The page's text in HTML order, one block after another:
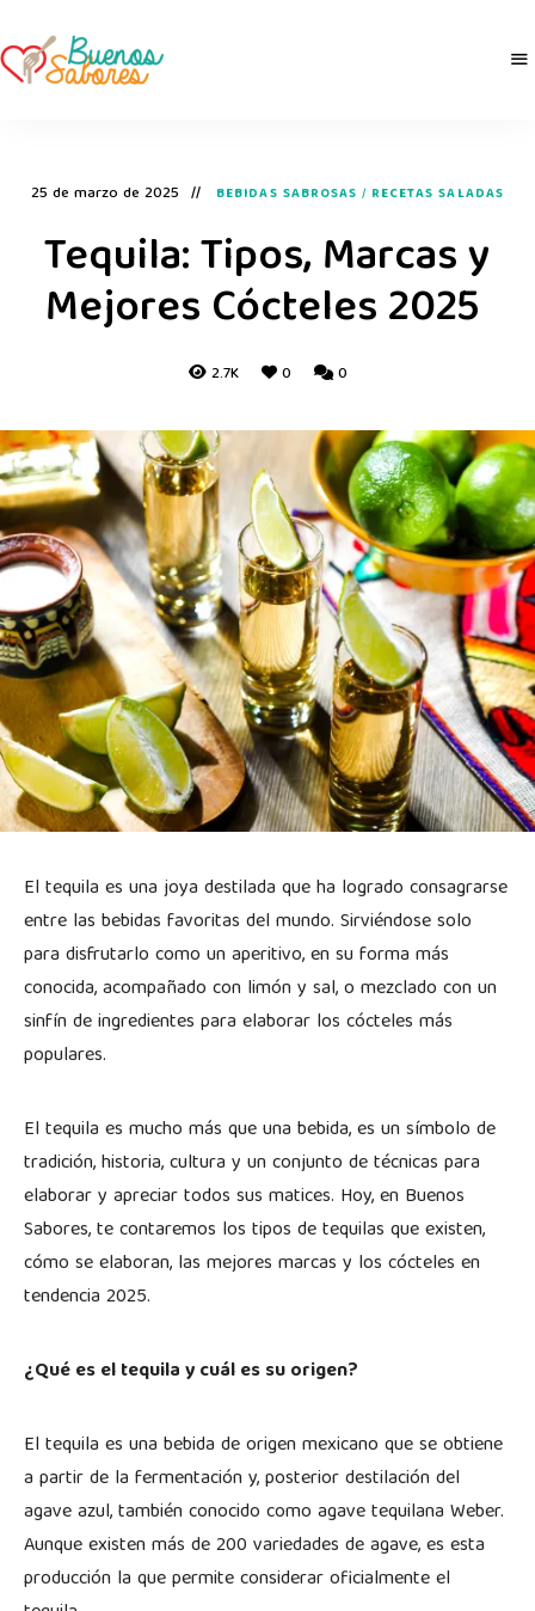
25 de marzo de 2025 BEBIDAS SABROSAS / RECETAS SALADAS
Tequila: Tipos, Marcas y
Mejores Cócteles 2025
2.7K 0 0
El tequila es una joya destilada que ha logrado consagrarse
entre las bebidas favoritas del mundo. Sirviéndose solo
para disfrutarlo como un aperitivo, en su forma más
conocida, acompañado con limón y sal, o mezclado con un
sinfín de ingredientes para elaborar los cócteles más
populares.
El tequila es mucho más que una bebida, es un símbolo de
tradición, historia, cultura y un conjunto de técnicas para
elaborar y apreciar todos sus matices. Hoy, en Buenos
Sabores, te contaremos los tipos de tequilas que existen,
cómo se elaboran, las mejores marcas y los cócteles en
tendencia 2025.
¿Qué es el tequila y cuál es su origen?
El tequila es una bebida de origen mexicano que se obtiene
a partir de la fermentación y, posterior destilación del
agave azul, también conocido como agave tequilana Weber.
Aunque existen más de 200 variedades de agave, es esta
producción la que permite considerar oficialmente el